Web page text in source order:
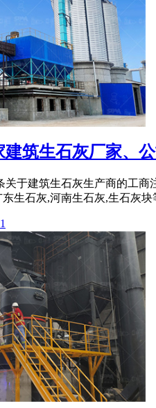
筑生石灰厂家、
关于建筑生石灰生产商的工
生石灰,河南生石灰,生石灰块